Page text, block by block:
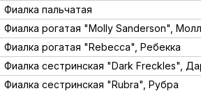
Фиалка пальчатая
Фиалка рогатая "Molly Sanderson",
Фиалка рогатая "Rebecca", Ребекка
Фиалка сестринская "Dark Freckles",
Фиалка сестринская "Rubra", Рубра